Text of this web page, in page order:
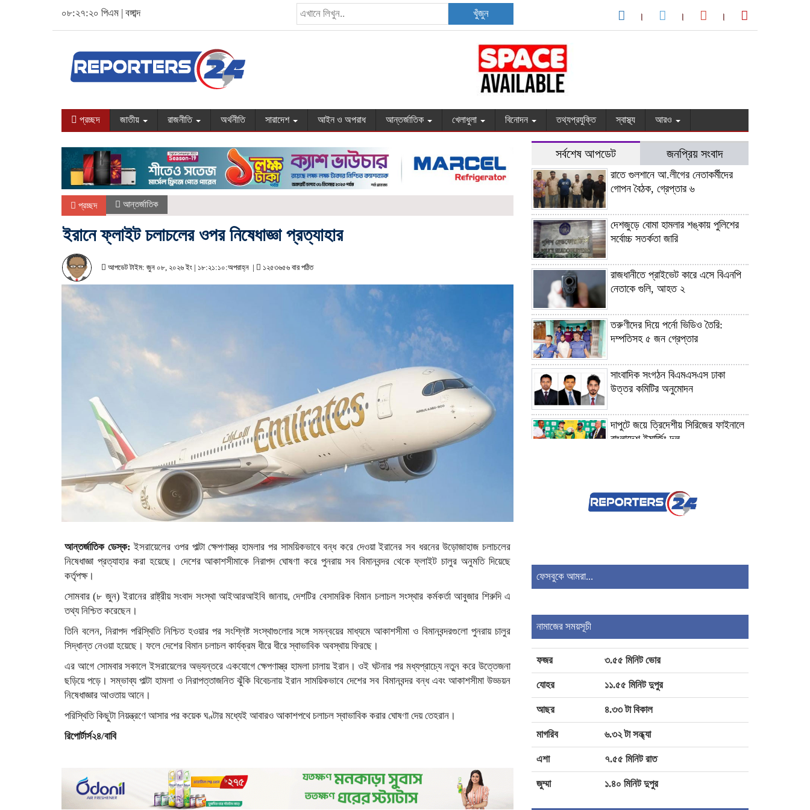
০৮:২৭:২১ পিএম| বঙ্গাব্দ খুঁজুন
প্রচ্ছদ জাতীয় রাজনীতি অর্থনীতি সারাদেশ আইন ও অপরাধ আন্তর্জাতিক খেলাধুলা বিনোদন তথ্যপ্রযুক্তি স্বাস্থ্য আরও
প্রচ্ছদ আন্তর্জাতিক
ইরানে ফ্লাইট চলাচলের ওপর নিষেধাজ্ঞা প্রত্যাহার
আপডেট টাইম: জুন ০৮, ২০২৬ ইং | ১৮:২১:১০:অপরাহ্ন | ১২৫৩৬৫৬ বার পঠিত
আন্তর্জাতিক ডেস্ক: ইসরায়েলের ওপর পাল্টা ক্ষেপণাস্ত্র হামলার পর সাময়িকভাবে বন্ধ করে দেওয়া ইরানের সব ধরনের উড়োজাহাজ চলাচলের
নিষেধাজ্ঞা প্রত্যাহার করা হয়েছে। দেশের আকাশসীমাকে নিরাপদ ঘোষণা করে পুনরায় সব বিমানবন্দর থেকে ফ্লাইট চালুর অনুমতি দিয়েছে
কর্তৃপক্ষ।
সোমবার (৮ জুন) ইরানের রাষ্ট্রীয় সংবাদ সংস্থা আইআরআইবি জানায়, দেশটির বেসামরিক বিমান চলাচল সংস্থার কর্মকর্তা আবুজার শিরুদি এ
তথ্য নিশ্চিত করেছেন।
তিনি বলেন, নিরাপদ পরিস্থিতি নিশ্চিত হওয়ার পর সংশ্লিষ্ট সংস্থাগুলোর সঙ্গে সমন্বয়ের মাধ্যমে আকাশসীমা ও বিমানবন্দরগুলো পুনরায় চালুর
সিদ্ধান্ত নেওয়া হয়েছে। ফলে দেশের বিমান চলাচল কার্যক্রম ধীরে ধীরে স্বাভাবিক অবস্থায় ফিরছে।
এর আগে সোমবার সকালে ইসরায়েলের অভ্যন্তরে একযোগে ক্ষেপণাস্ত্র হামলা চালায় ইরান। ওই ঘটনার পর মধ্যপ্রাচ্যে নতুন করে উত্তেজনা
ছড়িয়ে পড়ে। সম্ভাব্য পাল্টা হামলা ও নিরাপত্তাজনিত ঝুঁকি বিবেচনায় ইরান সাময়িকভাবে দেশের সব বিমানবন্দর বন্ধ এবং আকাশসীমা উড্ডয়ন
নিষেধাজ্ঞার আওতায় আনে।
পরিস্থিতি কিছুটা নিয়ন্ত্রণে আসার পর কয়েক ঘণ্টার মধ্যেই আবারও আকাশপথে চলাচল স্বাভাবিক করার ঘোষণা দেয় তেহরান।
রিপোর্টার্স২৪/বাবি
সর্বশেষ আপডেট জনপ্রিয় সংবাদ
রাতে গুলশানে আ.লীগের নেতাকর্মীদের
গোপন বৈঠক, গ্রেপ্তার ৬
দেশজুড়ে বোমা হামলার শঙ্কায় পুলিশের
সর্বোচ্চ সতর্কতা জারি
রাজধানীতে প্রাইভেট কারে এসে বিএনপি
নেতাকে গুলি, আহত ২
তরুণীদের দিয়ে পর্নো ভিডিও তৈরি:
দম্পতিসহ ৫ জন গ্রেপ্তার
সাংবাদিক সংগঠন বিএমএসএস ঢাকা
উত্তর কমিটির অনুমোদন
দাপুটে জয়ে ত্রিদেশীয় সিরিজের ফাইনালে
বাংলাদেশ ইমার্জিং দল
২৫৬ যাত্রীবাহী বিমানের রোমে জরুরি
অবতরণ
ফেসবুকে আমরা...
নামাজের সময়সূচী
ফজর ৩.৫৫ মিনিট ভোর
যোহর ১১.৫৫ মিনিট দুপুর
আছর ৪.৩৩ টা বিকাল
মাগরিব ৬.৩২ টা সন্ধ্যা
এশা ৭.৫৫ মিনিট রাত
জুম্মা ১.৪০ মিনিট দুপুর